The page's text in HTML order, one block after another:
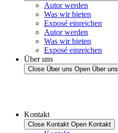
Autor werden
Was wir bieten
Exposé einreichen
Autor werden
Was wir bieten
Exposé einreichen
Über uns
Close Über uns Open Über uns
Kontakt
Close Kontakt Open Kontakt